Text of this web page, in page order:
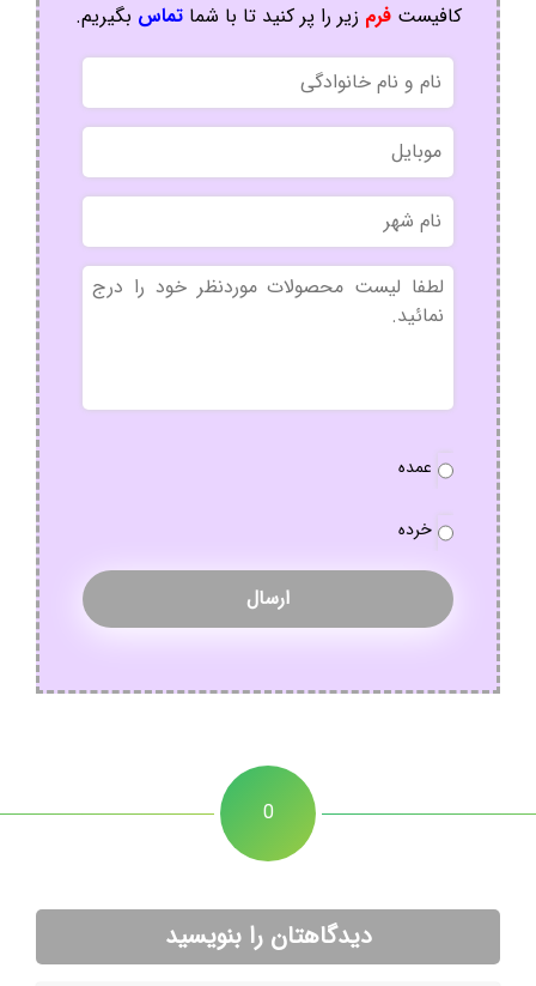
کافیستفرم زیر را پر کنید تا با شماتماس بگیریم.
نام
و
نام
خانوادگی
موبایل
نام
شهر
بدون
عنوان
نوع
عمده
خرده
0
دیدگاهتان را بنویسید